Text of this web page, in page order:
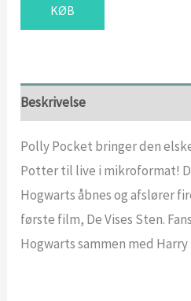
KØB
Beskrivelse
Polly Pocket bringer den
Potter til live i mikroformat!
Hogwarts åbnes og afslører
første film, De Vises Sten.
Hogwarts sammen med